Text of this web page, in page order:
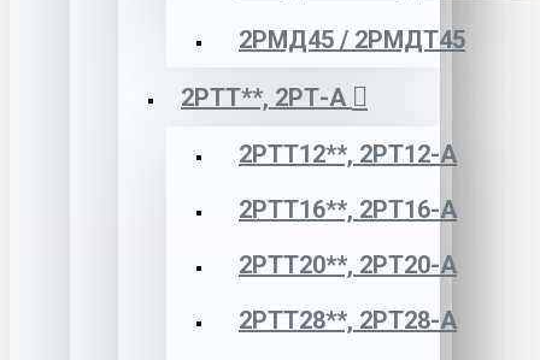
2РМД45 / 2РМДТ45
2РТТ**, 2РТ-А
2РТТ12**, 2РТ12-А
2РТТ16**, 2РТ16-А
2РТТ20**, 2РТ20-А
2РТТ28**, 2РТ28-А